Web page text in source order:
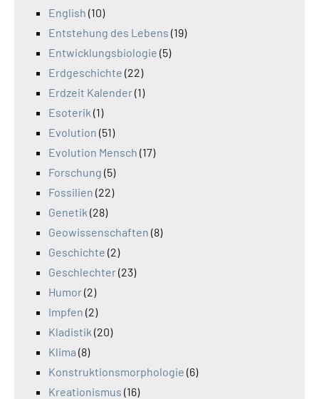
English (10)
Entstehung des Lebens (19)
Entwicklungsbiologie (5)
Erdgeschichte (22)
Erdzeit Kalender(1)
Esoterik (1)
Evolution (51)
Evolution Mensch (17)
Forschung (5)
Fossilien (22)
Genetik (28)
Geowissenschaften (8)
Geschichte (2)
Geschlechter(23)
Humor(2)
Impfen (2)
Kladistik (20)
Klima (8)
Konstruktionsmorphologie (6)
Kreationismus (16)